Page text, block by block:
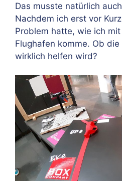
Das musste natürlich
Nachdem ich erst vor
Problem hatte, wie ich
Flughafen komme. Ob
wirklich helfen wird?